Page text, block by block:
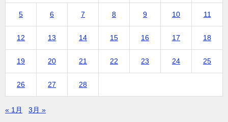
5 6 7 8 9 10 11
12 13 14 15 16 17 18
19 20 21 22 23 24 25
26 27 28
« 1月 3月 »